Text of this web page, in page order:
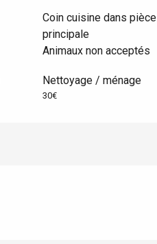
Coin cuisine dans pièce
principale
Animaux non acceptés
Nettoyage / ménage
30€